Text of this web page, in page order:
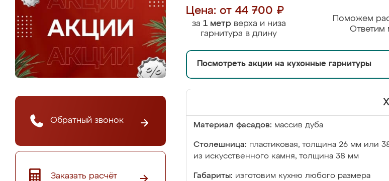
Обратный звонок
Заказать расчёт
Цена: от 44 700 ₽
за 1 метрверха и низа
гарнитура в длину
Поможем
Ответим
Посмотреть акции на кухонные гарнитуры
Материал фасадов: массив дуба
Столешница: пластиковая, толщина 26 мм или
из искусственного камня, толщина 38 мм
Габариты: изготовим кухню любого размера